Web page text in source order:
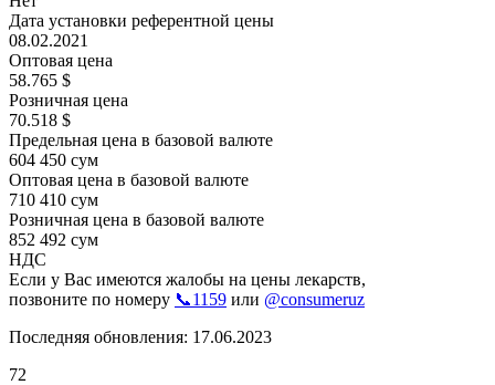
Дата установки референтной цены
08.02.2021
Оптовая цена
58.765 $
Розничная цена
70.518 $
Предельная цена в базовой валюте
604 450 сум
Оптовая цена в базовой валюте
710 410 сум
Розничная цена в базовой валюте
852 492 сум
НДС
Если у Вас имеются жалобы на цены лекарств,
позвоните по номеру 📞1159 или @consumeruz
Последняя обновления: 17.06.2023
72